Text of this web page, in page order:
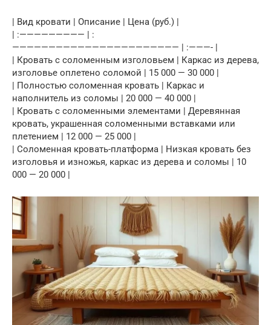
| Вид кровати | Описание | Цена (руб.) |
| :————————— | :
——————————————————————— | :———- |
| Кровать с соломенным изголовьем | Каркас из дерева,
изголовье оплетено соломой | 15 000 — 30 000 |
| Полностью соломенная кровать | Каркас и
наполнитель из соломы | 20 000 — 40 000 |
| Кровать с соломенными элементами | Деревянная
кровать, украшенная соломенными вставками или
плетением | 12 000 — 25 000 |
| Соломенная кровать-платформа | Низкая кровать без
изголовья и изножья, каркас из дерева и соломы | 10
000 — 20 000 |